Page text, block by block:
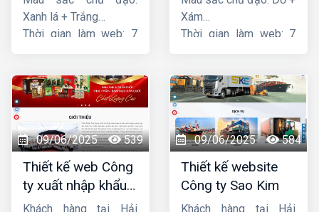
Xanh lá + Trắng
Thời gian làm web: 7
Xám
Thời gian làm web: 7
09/06/2025 539
Thiết kế web Công
ty xuất nhập khẩu
Thiên Thuận Phát
Khách hàng tại Hải
09/06/2025 584
Thiết kế website
Công ty Sao Kim
Khách hàng tại Hải